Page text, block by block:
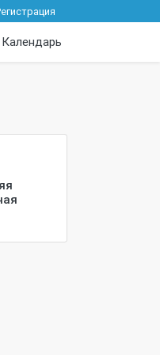
Календарь